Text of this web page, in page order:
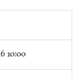
10:00